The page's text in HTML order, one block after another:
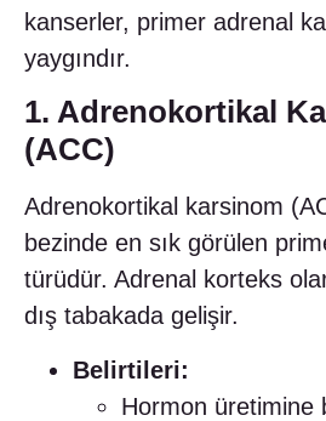
kanserler, primer adrenal
yaygındır.
1. Adrenokortikal
(ACC)
Adrenokortikal karsinom
bezinde en sık görülen
türüdür. Adrenal korteks
dış tabakada gelişir.
Belirtileri:
Hormon üretimine